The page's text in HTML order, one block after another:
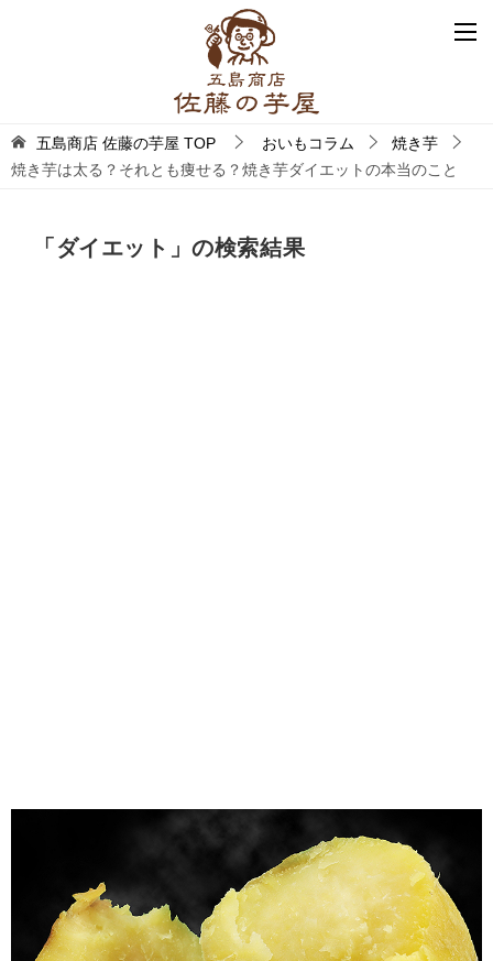
五島商店 佐藤の芋屋 TOP おいもコラム
焼き芋
焼き芋は太る？それとも痩せる？焼き芋ダイエットの本当のこと
「 ダイエット 」の検索結果